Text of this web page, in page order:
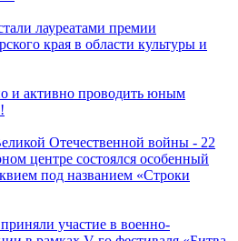
лауреатами премии
края в области культуры и
и активно проводить юным
Отечественной войны - 22
центре состоялся особенный
под названием «Строки
участие в военно-